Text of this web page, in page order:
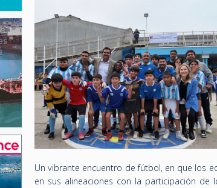
Un vibrante encuentro de fútbol, en que los
en sus alineaciones con la participación de